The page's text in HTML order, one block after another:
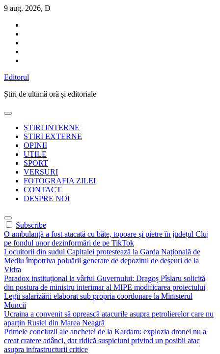
Sari
conținut
9 aug. 2026, D
Editorul
Știri de ultimă oră și editoriale
ȘTIRI INTERNE
STIRI EXTERNE
OPINII
UTILE
SPORT
VERSURI
FOTOGRAFIA ZILEI
CONTACT
DESPRE NOI
Subscribe
O ambulanță a fost atacată cu bâte, topoare și pietre în județul Cluj
pe fondul unor dezinformări de pe TikTok
Locuitorii din sudul Capitalei protestează la Garda Națională de
Mediu împotriva poluării generate de depozitul de deșeuri de la
Vidra
Paradox instituțional la vârful Guvernului: Dragoș Pîslaru solicită
din postura de ministru interimar al MIPE modificarea proiectului
Legii salarizării elaborat sub propria coordonare la Ministerul
Muncii
Ucraina a convenit să oprească atacurile asupra petrolierelor care nu
aparțin Rusiei din Marea Neagră
Primele concluzii ale anchetei de la Kardam: explozia dronei nu a
creat cratere adânci, dar ridică suspiciuni privind un posibil atac
asupra infrastructurii critice